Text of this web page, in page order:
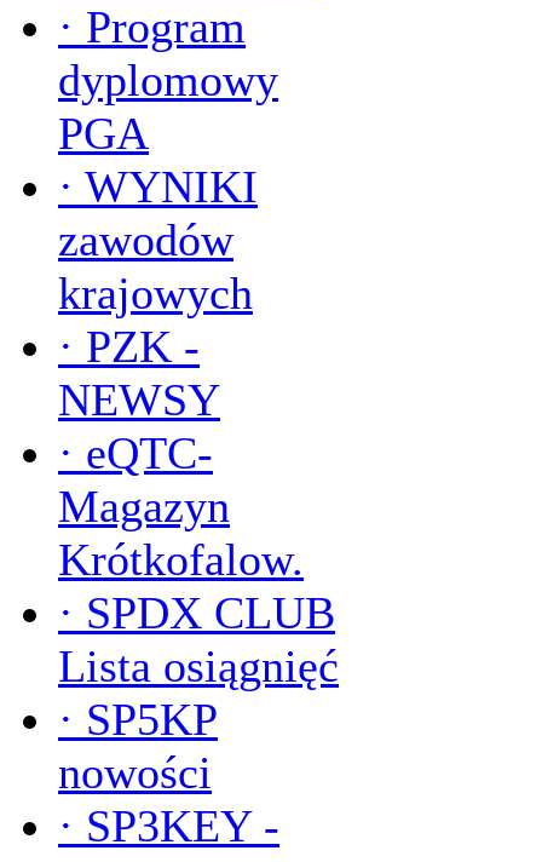
· Program
dyplomowy
PGA
· WYNIKI
zawodów
krajowych
· PZK -
NEWSY
· eQTC-
Magazyn
Krótkofalow.
· SPDX CLUB
Lista osiągnięć
· SP5KP
nowości
· SP3KEY -